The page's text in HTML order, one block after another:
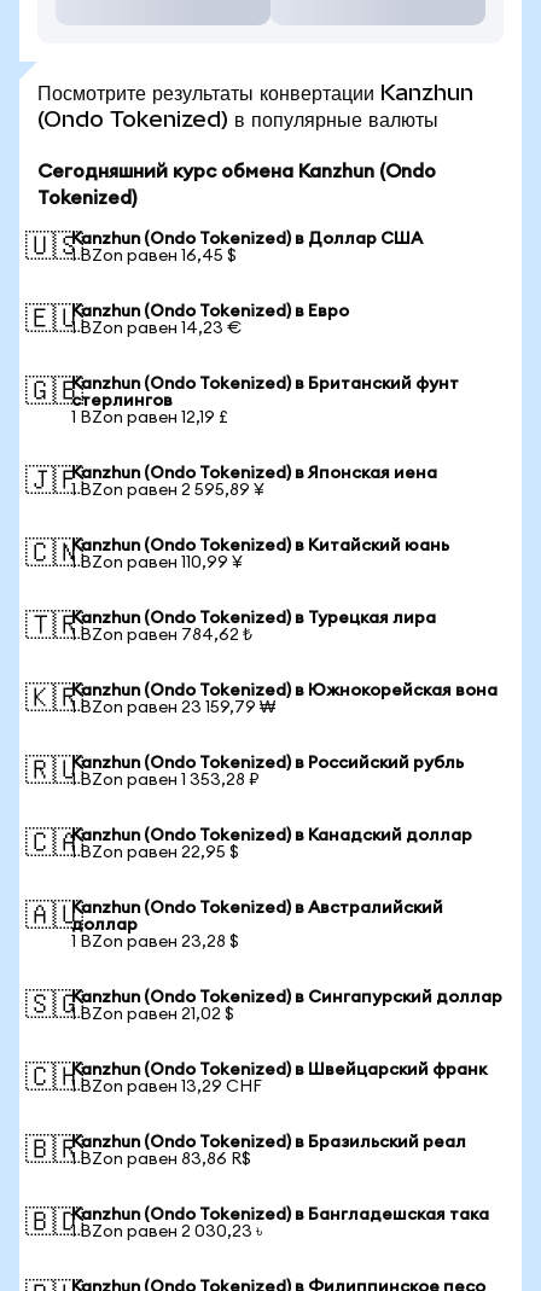
Посмотрите результаты конвертации Kanzhun
(Ondo Tokenized) в популярные валюты
Сегодняшний курс обмена Kanzhun (Ondo
Tokenized)
🇺🇸Kanzhun (Ondo Tokenized) в Доллар США
1 BZon равен 16,45 $
🇪🇺Kanzhun (Ondo Tokenized) в Евро
1 BZon равен 14,23 €
🇬🇧Kanzhun (Ondo Tokenized) в Британский фунт
стерлингов
1 BZon равен 12,19 £
🇯🇵Kanzhun (Ondo Tokenized) в Японская иена
1 BZon равен 2 595,89 ¥
🇨🇳Kanzhun (Ondo Tokenized) в Китайский юань
1 BZon равен 110,99 ¥
🇹🇷Kanzhun (Ondo Tokenized) в Турецкая лира
1 BZon равен 784,62 ₺
🇰🇷Kanzhun (Ondo Tokenized) в Южнокорейская вона
1 BZon равен 23 159,79 ₩
🇷🇺Kanzhun (Ondo Tokenized) в Российский рубль
1 BZon равен 1 353,28 ₽
🇨🇦Kanzhun (Ondo Tokenized) в Канадский доллар
1 BZon равен 22,95 $
🇦🇺Kanzhun (Ondo Tokenized) в Австралийский
доллар
1 BZon равен 23,28 $
🇸🇬Kanzhun (Ondo Tokenized) в Сингапурский доллар
1 BZon равен 21,02 $
🇨🇭Kanzhun (Ondo Tokenized) в Швейцарский франк
1 BZon равен 13,29 CHF
🇧🇷Kanzhun (Ondo Tokenized) в Бразильский реал
1 BZon равен 83,86 R$
🇧🇩Kanzhun (Ondo Tokenized) в Бангладешская така
1 BZon равен 2 030,23 ৳
Kanzhun (Ondo Tokenized) в Филиппинское песо